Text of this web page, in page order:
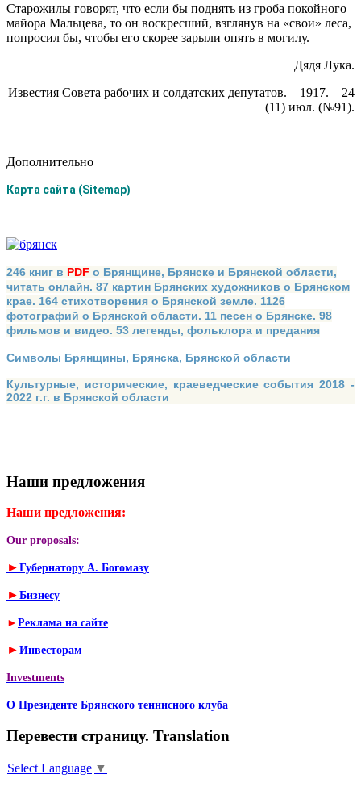
Старожилы говорят, что если бы поднять из гроба покойного
майора Мальцева, то он воскресший, взглянув на «свои» леса,
попросил бы, чтобы его скорее зарыли опять в могилу.
Дядя Лука.
Известия Совета рабочих и солдатских депутатов. – 1917. – 24
(11) июл. (№91).
Дополнительно
Карта сайта (Sitemap)
246 книг в PDF о Брянщине, Брянске и Брянской области,
читать онлайн. 87 картин Брянских художников о Брянском
крае. 164 стихотворения о Брянской земле. 1126
фотографий о Брянской области. 11 песен о Брянске. 98
фильмов и видео. 53 легенды, фольклора и предания
Символы Брянщины, Брянска, Брянской области
Культурные, исторические, краеведческие события 2018 -
2022 г.г. в Брянской области
Наши предложения
Наши предложения:
Our proposals:
► Губернатору А. Богомазу
► Бизнесу
► Реклама на сайте
► Инвесторам
Investments
О Президенте Брянского теннисного клуба
Перевести страницу. Translation
Select Language ▼